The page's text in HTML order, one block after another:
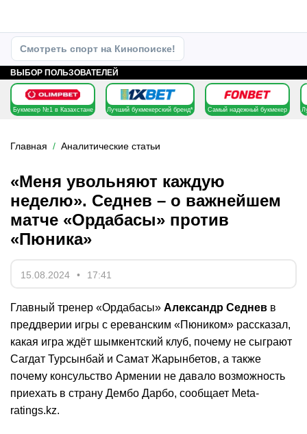
Смотреть спорт на Кинопоиске!
ВЫБОР ПОЛЬЗОВАТЕЛЕЙ
Букмекер №1 в Казахстане Лучший букмекерский бренд* Самый надежный букмекер
Главная Аналитические статьи
«Меня увольняют каждую
неделю». Седнев – о важнейшем
матче «Ордабасы» против
«Пюника»
15.08.2024 17:41
Главный тренер «Ордабасы» Александр Седнев в
преддверии игры с ереванским «Пюником» рассказал,
какая игра ждёт шымкентский клуб, почему не сыграют
Сагдат Турсынбай и Самат Жарынбетов, а также
почему консульство Армении не давало возможность
приехать в страну Дембо Дарбо, сообщает Meta-
ratings.kz.